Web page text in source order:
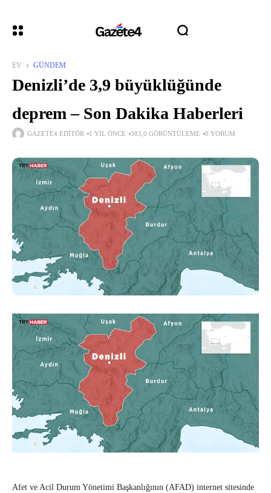
EV GÜNDEM
Denizli’de 3,9 büyüklüğünde
deprem – Son Dakika Haberleri
GAZETE4 EDITÖR 1 YIL ÖNCE 383,0 GÖRÜNTÜLEME 0 YORUM
Afet ve Acil Durum Yönetimi Başkanlığının (AFAD) internet sitesinde